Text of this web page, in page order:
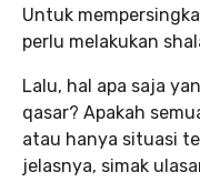
Untuk
perlu melakukan
Lalu, hal apa saja
qasar? Apakah
atau hanya situasi
jelasnya, simak